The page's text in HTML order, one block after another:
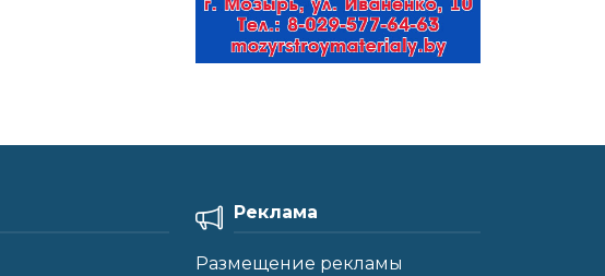
Реклама
Размещение рекламы